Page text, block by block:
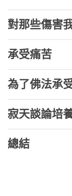
對那些傷害
承受痛苦
為了佛法承
寂天談論培
總結